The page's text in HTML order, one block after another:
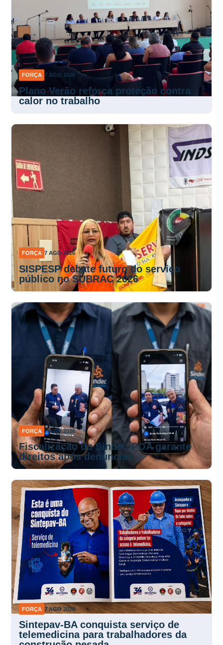
FORÇA 7 AGO 2026
Plano Verão reforça proteção contra
calor no trabalho
FORÇA 7 AGO 2026
SISPESP debate futuro do serviço
público no SUBRAC 2026
FORÇA 7 AGO 2026
Fiscalização do Sindec-POA garante
direitos após denúncias
FORÇA 7 AGO 2026
Sintepav-BA conquista serviço de
telemedicina para trabalhadores da